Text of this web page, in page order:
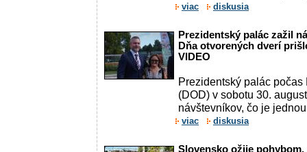
viac diskusia
Prezidentský palác zažil
Dňa otvorených dverí
VIDEO
Prezidentský palác
(DOD) v sobotu 30.
návštevníkov, čo je
viac diskusia
Slovensko ožije